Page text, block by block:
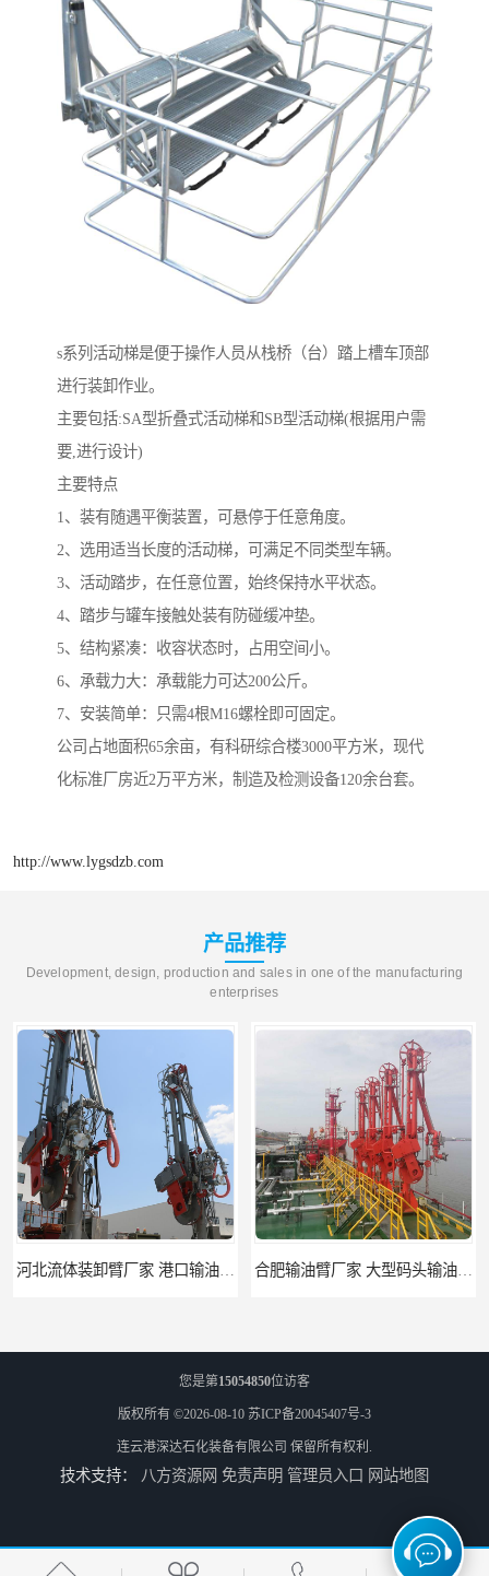
s系列活动梯是便于操作人员从栈桥（台）踏上槽车顶部
进行装卸作业。
主要包括:SA型折叠式活动梯和SB型活动梯(根据用户需
要,进行设计)
主要特点
1、装有随遇平衡装置，可悬停于任意角度。
2、选用适当长度的活动梯，可满足不同类型车辆。
3、活动踏步，在任意位置，始终保持水平状态。
4、踏步与罐车接触处装有防碰缓冲垫。
5、结构紧凑：收容状态时，占用空间小。
6、承载力大：承载能力可达200公斤。
7、安装简单：只需4根M16螺栓即可固定。
公司占地面积65余亩，有科研综合楼3000平方米，现代
化标准厂房近2万平方米，制造及检测设备120余台套。
http://www.lygsdzb.com
产品推荐
Development, design, production and sales in one of the manufacturing
enterprises
江苏底部鹤管厂商 深达石化装备有限公司 合肥鹤管价格 火车液动潜油泵装卸鹤管 深达装备
您是第15054850位访客
版权所有 ©2026-08-10 苏ICP备20045407号-3
连云港深达石化装备有限公司 保留所有权利.
技术支持： 八方资源网 免责声明 管理员入口 网站地图